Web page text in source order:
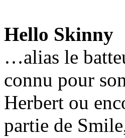
Hello Skinny
…alias le
connu pour
Herbert ou
partie de